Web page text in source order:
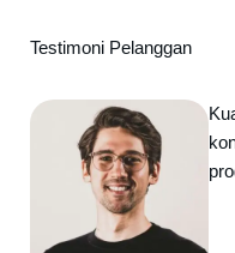
Testimoni Pelanggan